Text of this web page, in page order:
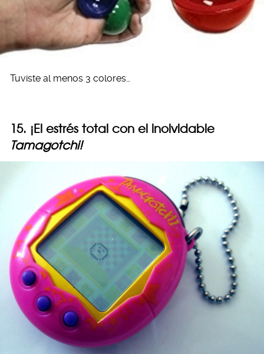
Tuviste al menos 3 colores…
15. ¡El estrés total con el inolvidable
Tamagotchi!